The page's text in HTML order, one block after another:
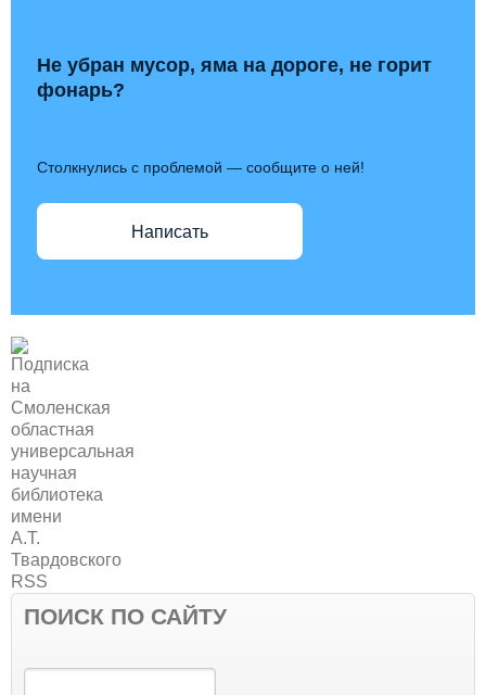
Не убран мусор, яма на дороге, не горит
фонарь?
Столкнулись с проблемой — сообщите о ней!
Написать
ПОИСК ПО САЙТУ
Поиск